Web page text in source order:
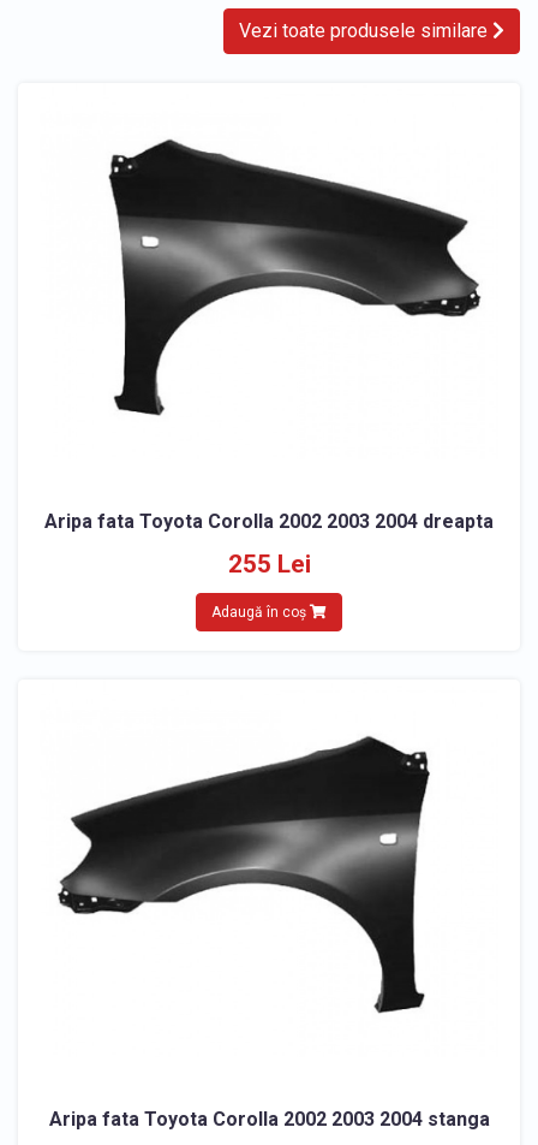
Vezi toate produsele similare
Aripa fata Toyota Corolla 2002 2003 2004 dreapta
255 Lei
Adaugă în coș
Aripa fata Toyota Corolla 2002 2003 2004 stanga